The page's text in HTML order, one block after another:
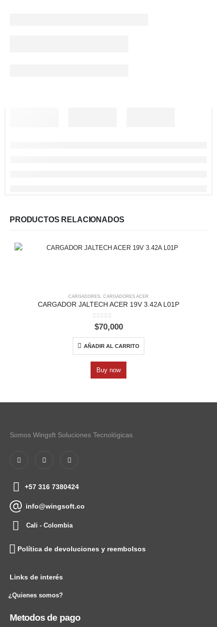
PRODUCTOS RELACIONADOS
CARGADORES, CARGADORES ACER
CARGADOR JALTECH ACER 19V 3.42A L01P
0out of 5
$70,000
AÑADIR AL CARRITO
Buy now
Somos Wingsft Soluciones Tecnológicas
+57 316 7380424
info@wingsoft.co
Cali - Colombia
Política de devoluciones y reembolsos
Links de interés
¿Quienes somos?
Metodos de pago